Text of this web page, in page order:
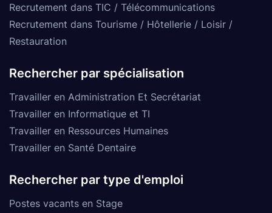
Recrutement dans TIC / Télécommunications
Recrutement dans Tourisme / Hôtellerie / Loisir /
Restauration
Rechercher par spécialisation
Travailler en Administration Et Secrétariat
Travailler en Informatique et TI
Travailler en Ressources Humaines
Travailler en Santé Dentaire
Rechercher par type d'emploi
Postes vacants en Stage